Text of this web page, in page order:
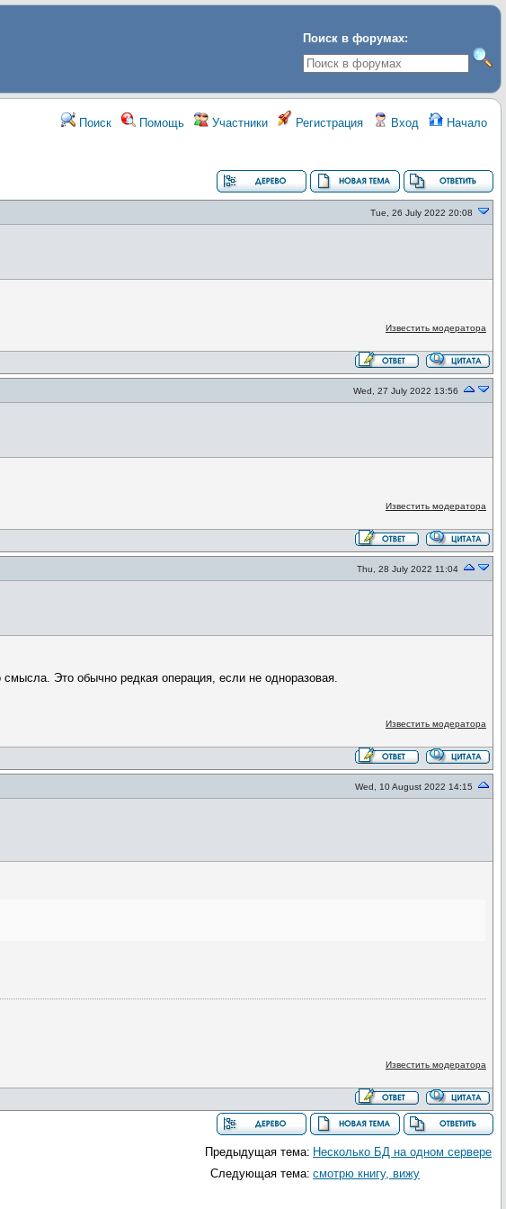
Поиск в форумах:
Поиск Помощь Участники Регистрация Вход Начало
Tue, 26 July 2022 20:08
Известить модератора
Wed, 27 July 2022 13:56
Известить модератора
Thu, 28 July 2022 11:04
Это обычно редкая операция, если не одноразовая.
Известить модератора
Wed, 10 August 2022 14:15
Известить модератора
Предыдущая тема: Несколько БД на одном сервере
Следующая тема: смотрю книгу, вижу